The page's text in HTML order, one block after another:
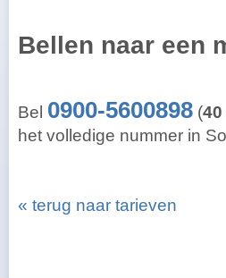
Bellen naar een
Bel 0900-5600898 (
het volledige nummer in
« terug naar tarieven